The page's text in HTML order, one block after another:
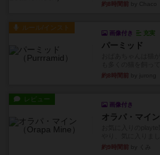
約8時間前
ルール/インスト
画像付き 充実
パーミッド
約8時間前
レビュー
画像付き
オラパ・マイン
約9時間前